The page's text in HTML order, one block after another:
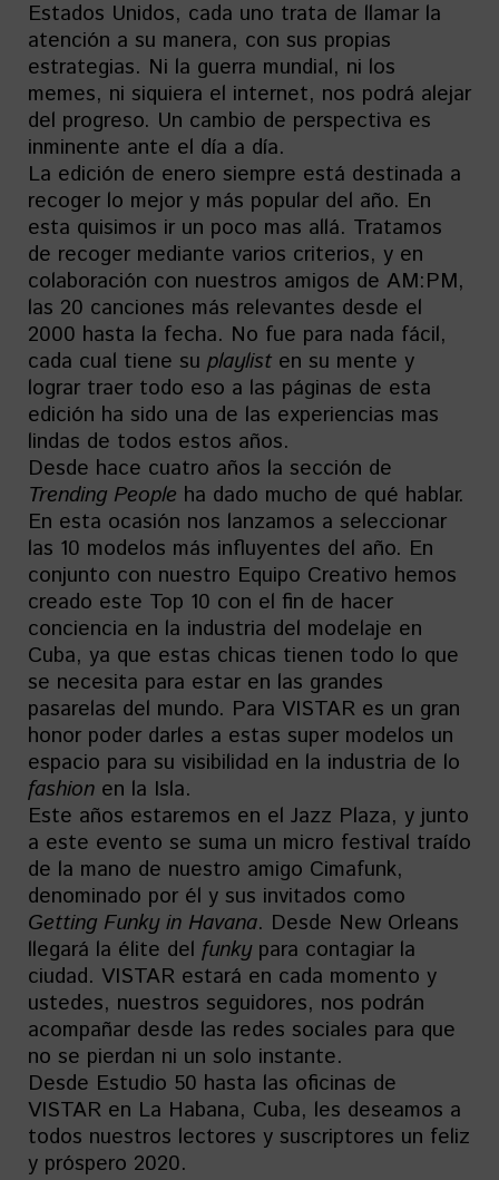
Estados Unidos, cada uno trata de llamar la
atención a su manera, con sus propias
estrategias. Ni la guerra mundial, ni los
memes, ni siquiera el internet, nos podrá alejar
del progreso. Un cambio de perspectiva es
inminente ante el día a día.
La edición de enero siempre está destinada a
recoger lo mejor y más popular del año. En
esta quisimos ir un poco mas allá. Tratamos
de recoger mediante varios criterios, y en
colaboración con nuestros amigos de AM:PM,
las 20 canciones más relevantes desde el
2000 hasta la fecha. No fue para nada fácil,
cada cual tiene su playlist en su mente y
lograr traer todo eso a las páginas de esta
edición ha sido una de las experiencias mas
lindas de todos estos años.
Desde hace cuatro años la sección de
Trending People ha dado mucho de qué hablar.
En esta ocasión nos lanzamos a seleccionar
las 10 modelos más influyentes del año. En
conjunto con nuestro Equipo Creativo hemos
creado este Top 10 con el fin de hacer
conciencia en la industria del modelaje en
Cuba, ya que estas chicas tienen todo lo que
se necesita para estar en las grandes
pasarelas del mundo. Para VISTAR es un gran
honor poder darles a estas super modelos un
espacio para su visibilidad en la industria de lo
fashion en la Isla.
Este años estaremos en el Jazz Plaza, y junto
a este evento se suma un micro festival traído
de la mano de nuestro amigo Cimafunk,
denominado por él y sus invitados como
Getting Funky in Havana. Desde New Orleans
llegará la élite del funkypara contagiar la
ciudad. VISTAR estará en cada momento y
ustedes, nuestros seguidores, nos podrán
acompañar desde las redes sociales para que
no se pierdan ni un solo instante.
Desde Estudio 50 hasta las oficinas de
VISTAR en La Habana, Cuba, les deseamos a
todos nuestros lectores y suscriptores un feliz
y próspero 2020.